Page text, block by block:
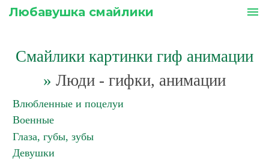
Любавушка смайлики menu
Смайлики картинки гиф анимации
» Люди - гифки, анимации
Влюбленные и поцелуи
Военные
Глаза, губы, зубы
Девушки